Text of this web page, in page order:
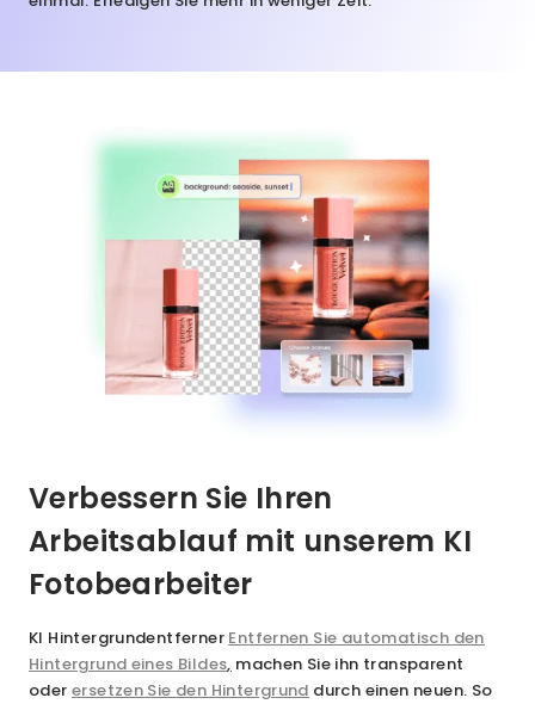
Verbessern Sie Ihren
Arbeitsablauf mit unserem KI
Fotobearbeiter
KI Hintergrundentferner Entfernen Sie automatisch den
Hintergrund eines Bildes, machen Sie ihn transparent
oder ersetzen Sie den Hintergrund durch einen neuen. So